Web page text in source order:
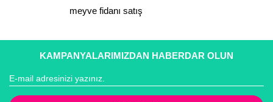
meyve fidanı satış
KAMPANYALARIMIZDAN HABERDAR OLUN